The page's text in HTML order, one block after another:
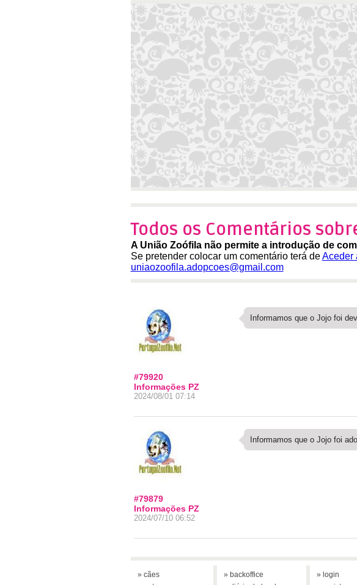
Todos os Comentários
A União Zoófila não permite a introdução de
Se pretender colocar um comentário terá deAceder
uniaozoofila.adopcoes@gmail.com
#79920
Informações PZ
2024/08/01 07:14
Informamos que o Jojo foi
#79879
Informações PZ
2024/07/10 06:52
Informamos que o Jojo foi
» cães
» backoffice
» login